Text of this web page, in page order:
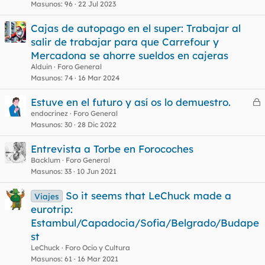
Masunos 96 22 Jul 2023
Cajas de autopago en el super: Trabajar al
salir de trabajar para que Carrefour y
Mercadona se ahorre sueldos en cajeras
Alduin
Foro General
Masunos 74 16 Mar 2024
C
r
Estuve en el futuro y así os lo demuestro.
endocrinez
Foro General
Masunos 30 28 Dic 2022
Entrevista a Torbe en Forocoches
Backlum
Foro General
Masunos 33 10 Jun 2021
Viajes
So it seems that LeChuck made a
eurotrip:
Estambul/Capadocia/Sofia/Belgrado/Budape
st
LeChuck
Foro Ocio y Cultura
Masunos 61 16 Mar 2021